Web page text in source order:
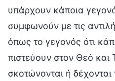
υπάρχουν κάποια
συμφωνούν με τις
όπως το γεγονός ότι
πιστεύουν στον Θεό και
σκοτώνονται ή